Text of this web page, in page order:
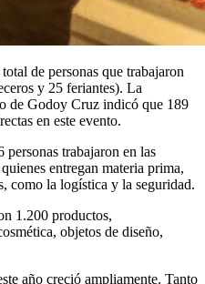
de personas que trabajaron
y 25 feriantes). La
de Godoy Cruz indicó que 189
en este evento.
personas trabajaron en las
entregan materia prima,
como la logística y la seguridad.
1.200 productos,
objetos de diseño,
año creció ampliamente. Tanto